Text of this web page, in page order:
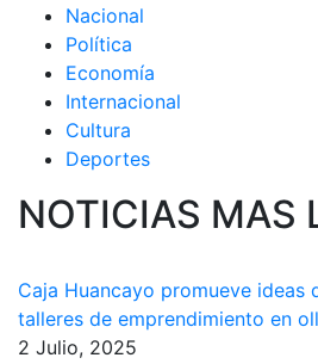
Nacional
Política
Economía
Internacional
Cultura
Deportes
NOTICIAS MAS
Caja Huancayo promueve ideas
talleres de emprendimiento en
2 Julio, 2025